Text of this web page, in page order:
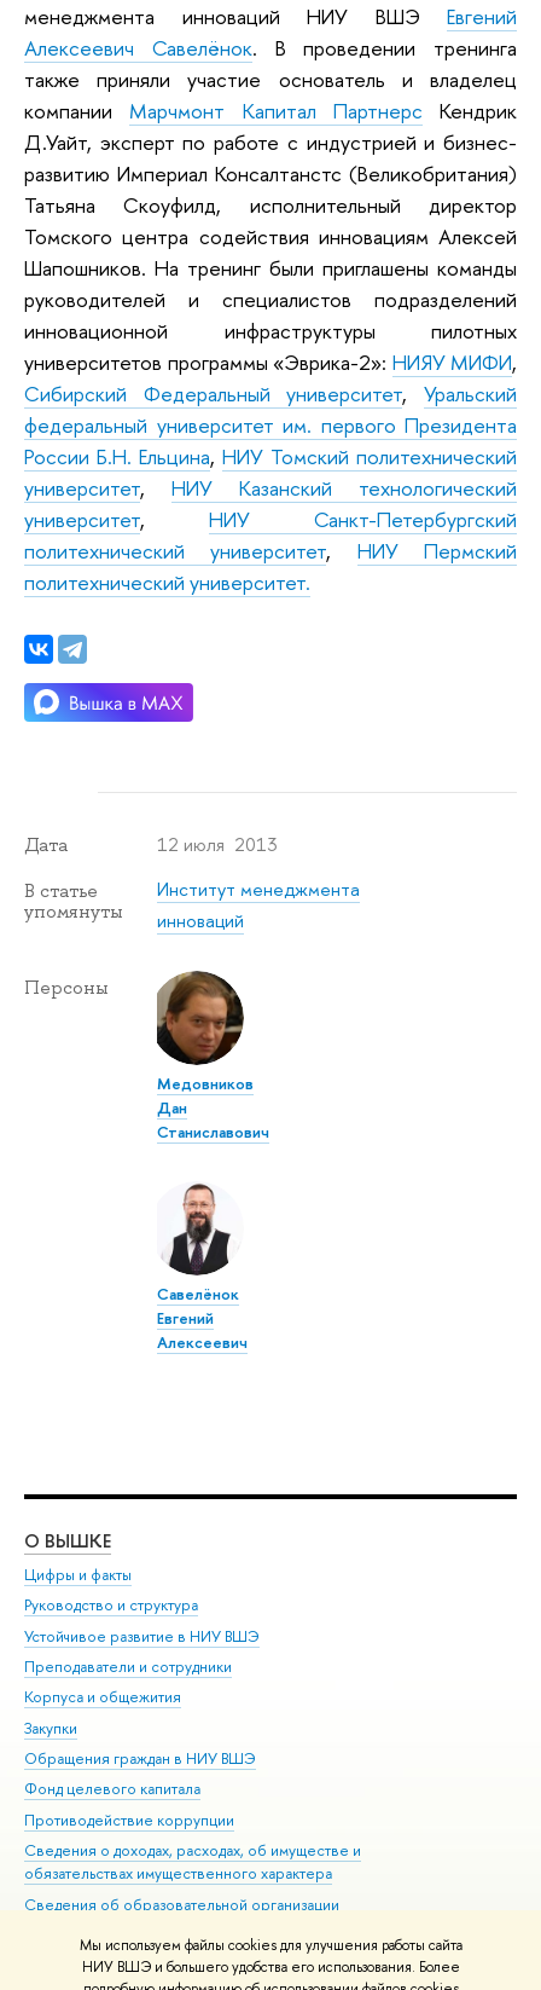
Мы используем файлы cookies для улучшения работы сайта
НИУ ВШЭ и большего удобства его использования. Более
менеджмента инноваций НИУ ВШЭ Евгений
Алексеевич Савелёнок. В проведении тренинга
также приняли участие основатель и владелец
компании Марчмонт Капитал Партнерс Кендрик
Д.Уайт, эксперт по работе с индустрией и бизнес-
развитию Империал Консалтанстс (Великобритания)
Татьяна Скоуфилд, исполнительный директор
Томского центра содействия инновациям Алексей
Шапошников. На тренинг были приглашены команды
руководителей и специалистов подразделений
инновационной инфраструктуры пилотных
университетов программы «Эврика-2»: НИЯУ МИФИ,
Сибирский Федеральный университет,Уральский
федеральный университет им. первого Президента
России Б.Н. Ельцина, НИУ Томский политехнический
университет, НИУ Казанский технологический
университет, НИУ Санкт-Петербургский
политехнический университет, НИУ Пермский
политехнический университет.
Дата 12 июля 2013
В статье
упомянуты
Институт менеджмента
инноваций
Персоны
Медовников
Дан
Станиславович
Савелёнок
Евгений
Алексеевич
О ВЫШКЕ
Цифры и факты
Руководство и структура
Устойчивое развитие в НИУ ВШЭ
Преподаватели и сотрудники
Корпуса и общежития
Закупки
Обращения граждан в НИУ ВШЭ
Фонд целевого капитала
Противодействие коррупции
Сведения о доходах, расходах, об имуществе и
обязательствах имущественного характера
Сведения об образовательной организации
Людям с ограниченными возможностями здоровья
Единая платежная страница